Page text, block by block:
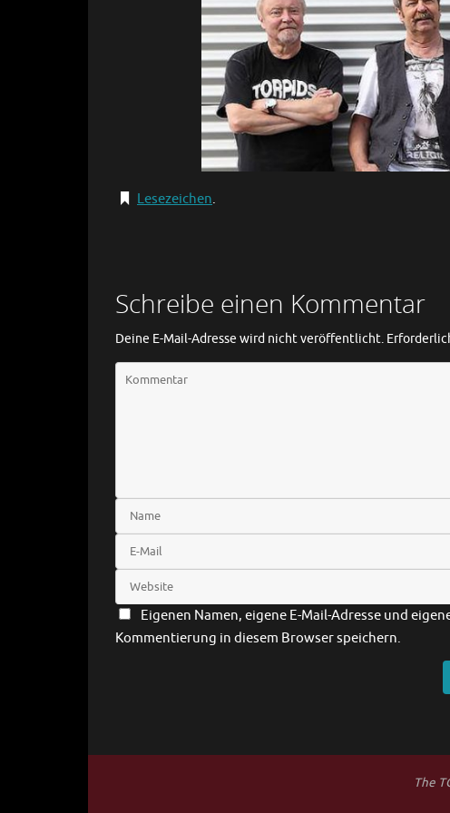
Lesezeichen.
Schreibe einen Kommentar
Deine E-Mail-Adresse wird nicht veröffentlicht.
Eigenen Namen, eigene E-Mail-Adresse und
Kommentierung in diesem Browser speichern.
The